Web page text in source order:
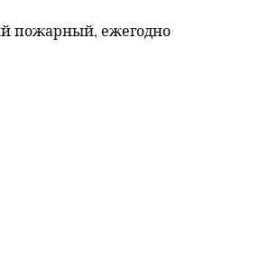
пожарный, ежегодно